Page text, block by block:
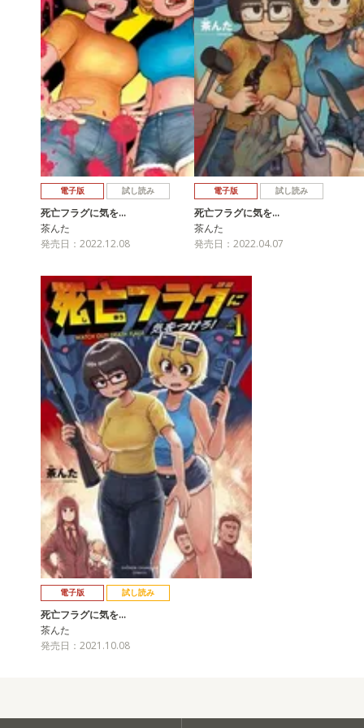
電子版 試し読み
死亡フラグに気を…
茶んた
発売日：2022.12.08
電子版 試し読み
死亡フラグに気を…
茶んた
発売日：2022.04.07
電子版 試し読み
死亡フラグに気を…
茶んた
発売日：2021.10.08